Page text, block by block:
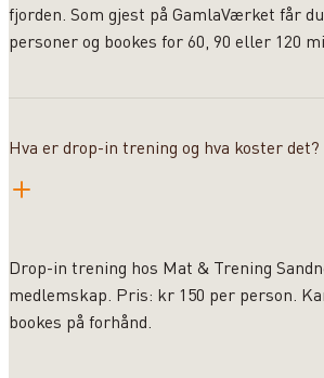
fjorden. Som gjest på GamlaVærket får
personer og bookes for 60, 90 eller 120
Hva er drop-in trening og hva koster det?
Drop-in trening hos Mat & Trening
medlemskap. Pris: kr 150 per person.
bookes på forhånd.